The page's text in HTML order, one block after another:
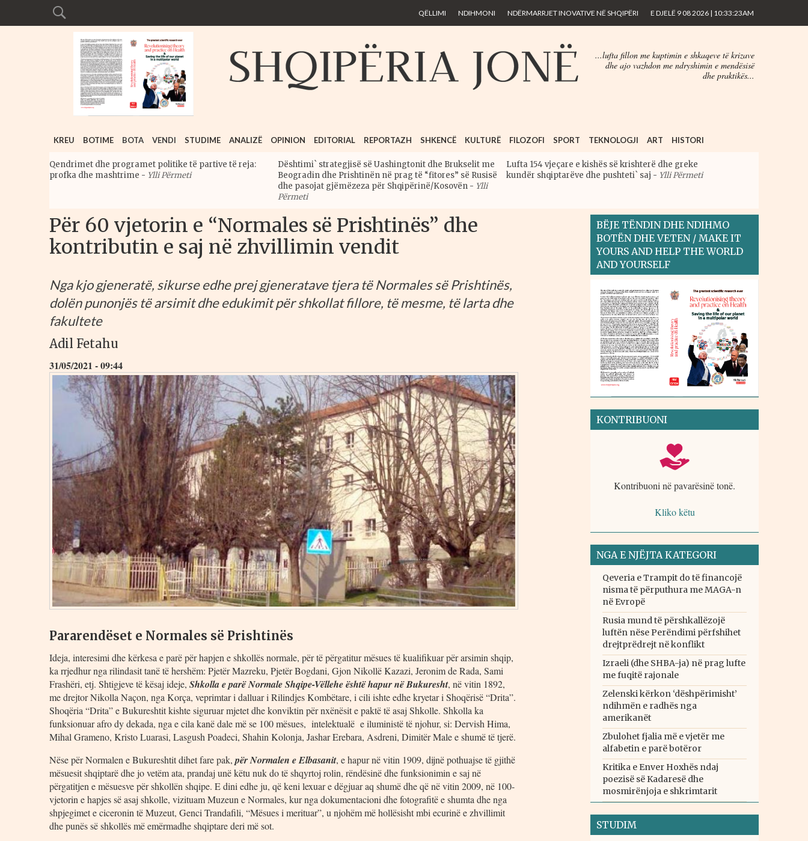
main
content
QËLLIMI NDIHMONI NDËRMARRJET INOVATIVE NË SHQIPËRI E DJELË 9 08 2026 | 10:33:23AM
...lufta fillon me kuptimin e shkaqeve të krizave
dhe ajo vazhdon me ndryshimin e mendësisë
dhe praktikës...
KREU BOTIME BOTA VENDI STUDIME ANALIZË OPINION EDITORIAL REPORTAZH SHKENCË KULTURË FILOZOFI SPORT TEKNOLOGJI ART HISTORI
Qendrimet dhe programet politike të partive të reja:
profka dhe mashtrime - Ylli Përmeti
Dështimi` strategjisë së Uashingtonit dhe Brukselit me
Beogradin dhe Prishtinën në prag të “fitores” së Rusisë
dhe pasojat gjëmëzeza për Shqipërinë/Kosovën - Ylli
Përmeti
Lufta 154 vjeçare e kishës së krishterë dhe greke
kundër shqiptarëve dhe pushteti` saj - Ylli Përmeti
Për 60 vjetorin e “Normales së Prishtinës” dhe
kontributin e saj në zhvillimin vendit
Nga kjo gjeneratë, sikurse edhe prej gjeneratave tjera të Normales së Prishtinës,
dolën punonjës të arsimit dhe edukimit për shkollat fillore, të mesme, të larta dhe
fakultete
Adil Fetahu
31/05/2021 - 09:44
Pararendëset e Normales së Prishtinës
Ideja, interesimi dhe kërkesa e parë për hapjen e shkollës normale, për të përgatitur mësues të kualifikuar për arsimin shqip,
ka rrjedhur nga rilindasit tanë të hershëm: Pjetër Mazreku, Pjetër Bogdani, Gjon Nikollë Kazazi, Jeronim de Rada, Sami
Frashëri, etj. Shtigjeve të kësaj ideje, Shkolla e parë Normale Shqipe-Vëllehe është hapur në Bukuresht, në vitin 1892,
me drejtor Nikolla Naçon, nga Korça, veprimtar i dalluar i Rilindjes Kombëtare, i cili ishte edhe kryetar i Shoqërisë “Drita”.
Shoqëria “Drita” e Bukureshtit kishte siguruar mjetet dhe konviktin për nxënësit e paktë të asaj Shkolle. Shkolla ka
funksionuar afro dy dekada, nga e cila kanë dale më se 100 mësues, intelektualë e iluministë të njohur, si: Dervish Hima,
Mihal Grameno, Kristo Luarasi, Lasgush Poadeci, Shahin Kolonja, Jashar Erebara, Asdreni, Dimitër Male e shumë të tjerë.
Nëse për Normalen e Bukureshtit dihet fare pak, për Normalen e Elbasanit, e hapur në vitin 1909, dijnë pothuajse të gjithë
mësuesit shqiptarë dhe jo vetëm ata, prandaj unë këtu nuk do të shqyrtoj rolin, rëndësinë dhe funksionimin e saj në
përgatitjen e mësuesve për shkollën shqipe. E dini edhe ju, që keni lexuar e dëgjuar aq shumë dhe që në vitin 2009, në 100-
vjetorin e hapjes së asaj shkolle, vizituam Muzeun e Normales, kur nga dokumentacioni dhe fotografitë e shumta dhe nga
shpjegimet e ciceronin të Muzeut, Genci Trandafili, “Mësues i merituar”, u njohëm më hollësisht mbi ecurinë e zhvillimit
dhe punës së shkollës më emërmadhe shqiptare deri më sot.
BËJE TËNDIN DHE NDIHMO
BOTËN DHE VETEN / MAKE IT
YOURS AND HELP THE WORLD
AND YOURSELF
KONTRIBUONI
Kontribuoni në pavarësinë tonë.
Kliko këtu
NGA E NJËJTA KATEGORI
Qeveria e Trampit do të financojë
nisma të përputhura me MAGA-n
në Evropë
Rusia mund të përshkallëzojë
luftën nëse Perëndimi përfshihet
drejtprëdrejt në konflikt
Izraeli (dhe SHBA-ja) në prag lufte
me fuqitë rajonale
Zelenski kërkon ‘dëshpërimisht’
ndihmën e radhës nga
amerikanët
Zbulohet fjalia më e vjetër me
alfabetin e parë botëror
Kritika e Enver Hoxhës ndaj
poezisë së Kadaresë dhe
mosmirënjoja e shkrimtarit
STUDIM